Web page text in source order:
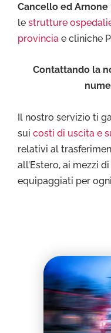
Cancello ed Arnone
le strutture
provincia e cliniche
Contattando la
Il nostro servizio ti
sui costi di uscita e
relativi al
all’Estero, ai mezzi
equipaggiati per